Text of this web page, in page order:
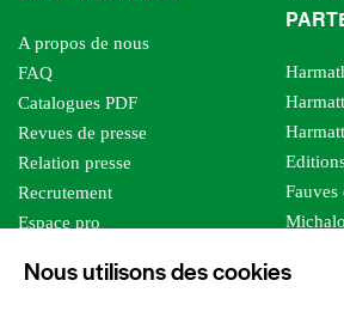
Nous utilisons des cookies
A propos de nous
FAQ
Catalogues PDF
Revues de presse
Relation presse
Recrutement
Espace pro
Foreign rights
Fauves